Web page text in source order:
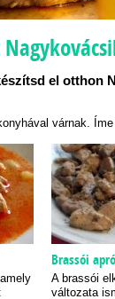
el otthon
várnak.
Brassói
A brassói
változata